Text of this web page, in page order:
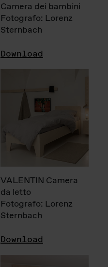
Camera dei bambini
Fotografo: Lorenz
Sternbach
Download
VALENTIN Camera
da letto
Fotografo: Lorenz
Sternbach
Download